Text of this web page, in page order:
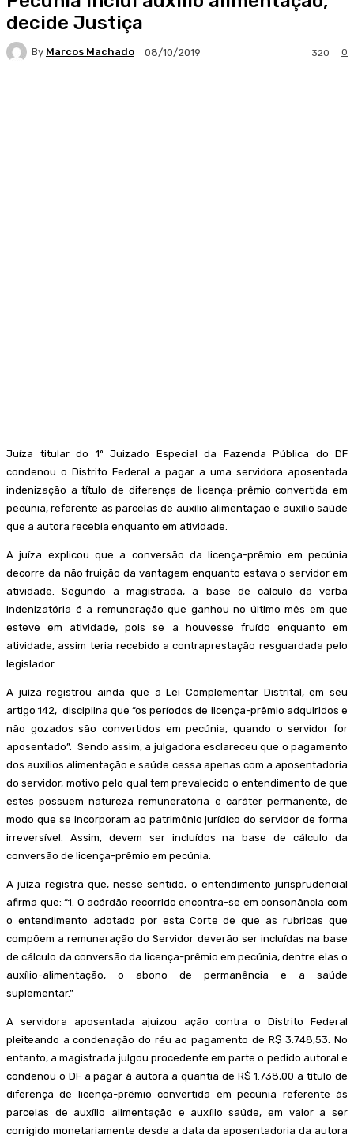
decide Justiça
By Marcos Machado 08/10/2019 0
320
Juíza titular do 1º Juizado Especial da Fazenda Pública do DF
condenou o Distrito Federal a pagar a uma servidora aposentada
indenização a título de diferença de licença-prêmio convertida em
pecúnia, referente às parcelas de auxílio alimentação e auxílio saúde
que a autora recebia enquanto em atividade.
A juíza explicou que a conversão da licença-prêmio em pecúnia
decorre da não fruição da vantagem enquanto estava o servidor em
atividade. Segundo a magistrada, a base de cálculo da verba
indenizatória é a remuneração que ganhou no último mês em que
esteve em atividade, pois se a houvesse fruído enquanto em
atividade, assim teria recebido a contraprestação resguardada pelo
legislador.
A juíza registrou ainda que a Lei Complementar Distrital, em seu
artigo 142, disciplina que “os períodos de licença-prêmio adquiridos e
não gozados são convertidos em pecúnia, quando o servidor for
aposentado”. Sendo assim, a julgadora esclareceu que o pagamento
dos auxílios alimentação e saúde cessa apenas com a aposentadoria
do servidor, motivo pelo qual tem prevalecido o entendimento de que
estes possuem natureza remuneratória e caráter permanente, de
modo que se incorporam ao patrimônio jurídico do servidor de forma
irreversível. Assim, devem ser incluídos na base de cálculo da
conversão de licença-prêmio em pecúnia.
A juíza registra que, nesse sentido, o entendimento jurisprudencial
afirma que: “1. O acórdão recorrido encontra-se em consonância com
o entendimento adotado por esta Corte de que as rubricas que
compõem a remuneração do Servidor deverão ser incluídas na base
de cálculo da conversão da licença-prêmio em pecúnia, dentre elas o
auxílio-alimentação, o abono de permanência e a saúde
suplementar.”
A servidora aposentada ajuizou ação contra o Distrito Federal
pleiteando a condenação do réu ao pagamento de R$ 3.748,53. No
entanto, a magistrada julgou procedente em parte o pedido autoral e
condenou o DF a pagar à autora a quantia de R$ 1.738,00 a título de
diferença de licença-prêmio convertida em pecúnia referente às
parcelas de auxílio alimentação e auxílio saúde, em valor a ser
corrigido monetariamente desde a data da aposentadoria da autora